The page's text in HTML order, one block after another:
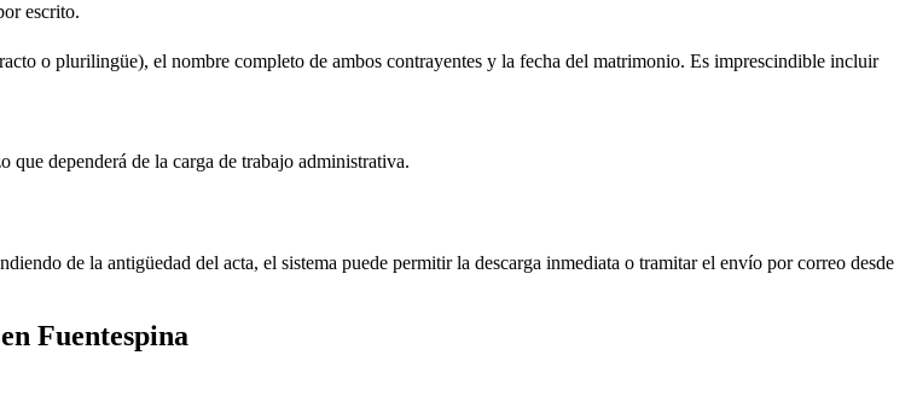
escrito.
o plurilingüe), el nombre completo de ambos contrayentes y la fecha del matrimonio. Es imprescindible incluir
dependerá de la carga de trabajo administrativa.
de la antigüedad del acta, el sistema puede permitir la descarga inmediata o tramitar el envío por correo desde
Fuentespina